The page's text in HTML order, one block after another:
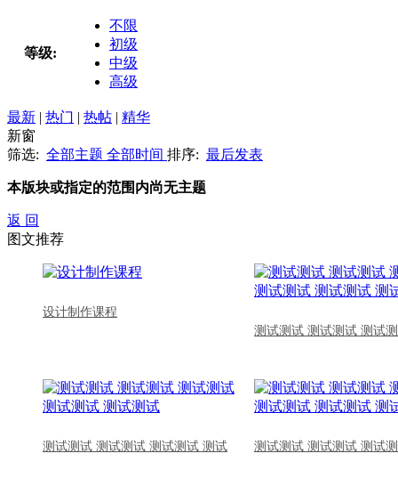
等级:
不限
初级
中级
高级
最新 | 热门 | 热帖 | 精华
新窗
筛选: 全部主题 全部时间 排序: 最后发表
本版块或指定的范围内尚无主题
返 回
图文推荐
设计制作课程
测试测试 测试测试 测试
测试测试 测试测试 测试测试 测试 测试测试 测试测试 测试